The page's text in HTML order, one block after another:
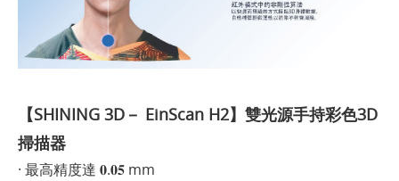
【SHINING 3D－ EinScan H2】雙光源手持彩色3D
掃描器
· 最高精度達 𝟎.𝟎𝟓 mm